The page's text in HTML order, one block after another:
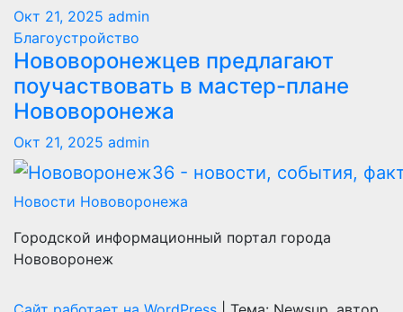
Окт 21, 2025 admin
Благоустройство
Нововоронежцев предлагают
поучаствовать в мастер-плане
Нововоронежа
Окт 21, 2025 admin
Новости Нововоронежа
Городской информационный портал города
Нововоронеж